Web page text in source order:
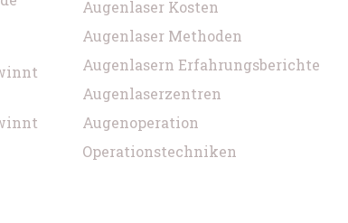
Augenlaser Kosten
Augenlaser Methoden
Augenlasern Erfahrungsberichte
Augenlaserzentren
Augenoperation
Operationstechniken